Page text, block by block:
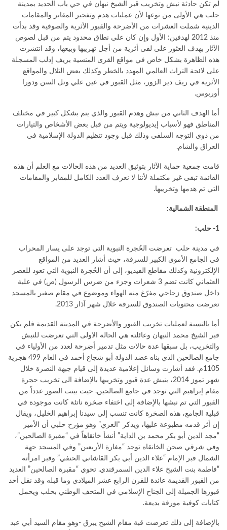
لم تكن حادثة نبش وتخريب قبر الشيخ نبهان في حي باب الحديد بمدينة
حلب هي الأولى من نوعها لأن عمليات هدم وتفجير المقابر والمقامات
الدينية شملت العشرات من الأضرحة والقبور الأثرية والصوفية وقد بدأت
منذ 2012 لهدفين: الأول وإن كان على نطاق محدود يتم من قبل لصوص
الآثار بهدف العثور على لقى أثرية من أجل تهريبها وبيعها، وقد انتشرت
هذه الظاهرة بشكل خاص في مواقع القرى المنسية بريف إدلب المسجلة
على لائحة التراث العالمي المهدد بالخطر وكذلك بعض التلال والمواقع
الأثرية في ريف دير الزور، مثل القبور في عين علي وتل السن ودورا
أوربوس.
أما الهدف الثاني من نبش وهدم القبور والذي يتم بشكل كبير في مختلف
المناطق فهو لأسباب إيديولوجية ويتم من قبل بعض الأشخاص والتيارات
من ذوي التوجه السلفي وذلك قبل وجود تنظيم الدولة الإسلامية في
العراق والشام.
قامت جمعية حماية الآثار بتوثيق العديد من هذه الحالات مع العلم أن هذه
القائمة تبقى غير مكتملة لأننا لا نعرف العدد الكامل للمقابر والمقامات
التي تم هدمها وتخريبها.
المنطقة الشمالية:
1- حلب:
في مدينة حلب تعرضت الحُجرة النبوية التي توجد على يسار المحراب
في الجامع الأموي الكبير للسرقة، حيث أشار العديد من المواقع
الإلكترونية وكذلك مقاطع الفيديو، إلى أن الحُجرة النبوية التي تعود للعصر
العثماني كانت تضم 3 شعرات وجزء من ضرس الرسول (ص) في علبة
داخل صندوق زجاجي مفرّغ منه الهواء وموضوع في مقام صغير بالمسجد
تعرضت محتويات الصندوق للسرقة خلال شهر آذار 2013.
أما بالنسبة لعمليات تخريب القبور والأضرحة في المدينة القديمة فلم يكن
قبر الشيخ محمد النبهان وعائلته هي الحالة الاولى التي تعرضت للنبش
والتخريب، بل سبقها عدة حالات مثل تدمير أضرحة لعدد من الأولياء في
جامع الصالحين الذي بناه عضد الدولة أبو شجاع أحمد في العام 499 هجرية
1105م. فقد أشارت وسائل إعلامية عديدة إلى قيام جبهة النصرة خلال
شهر تموز 2014، بنبش عدة قبور وتخريبها بالإضافة الى تخريب حجرة
مقام إبراهيم التي توجد في جامع الصالحين. حيث بينت الصور عدداً من
القبور التي تم نبشها بالإضافة إلى اختفاء صخرة ناتئة كانت موجودة في
قبلية الجامع، هذه الصخرة كانت تنسب إلى سيدنا إبراهيم الخليل، ويقال
إن أثر قدمه مطبوعة عليها، ويذكر “الغزي” وهو مؤرخ حلبي أن الأمير
“مجد الدين أبو بكر محمد بن الداية” أنشأ خانقاهاً في “مقبرة الصالحين”،
وفي شرقي صحن الخانقاه توجد “مغارة الأربعين” وفي المسجد جهة
الشمال قبر الإمام “علاء الدين أبي بكر القاشاني الحنفي” وقبر امرأته
“فاطمة بنت الشيخ علاء الدين السمرقندي. تحوي “مقبرة الصالحين” العديد
من القبور القديمة عائدة للقرن الرابع عشر الميلادي وما قبله وقد نقل أحد
قبورها الجميلة إلى الجناح الإسلامي في المتحف الوطني بحلب ويحمل
كتابات كوفية مورقة بديعة.
بالإضافة إلى ذلك تعرضت قبة مقام الشيخ يبرق -وهو مقام السيد أبي عبد